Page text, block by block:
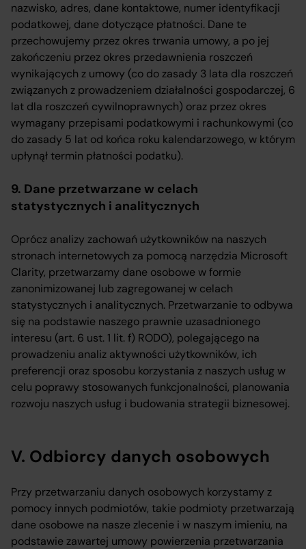
nazwisko, adres, dane kontaktowe, numer identyfikacji
podatkowej, dane dotyczące płatności. Dane te
przechowujemy przez okres trwania umowy, a po jej
zakończeniu przez okres przedawnienia roszczeń
wynikających z umowy (co do zasady 3 lata dla roszczeń
związanych z prowadzeniem działalności gospodarczej, 6
lat dla roszczeń cywilnoprawnych) oraz przez okres
wymagany przepisami podatkowymi i rachunkowymi (co
do zasady 5 lat od końca roku kalendarzowego, w którym
upłynął termin płatności podatku).
9. Dane przetwarzane w celach
statystycznych i analitycznych
Oprócz analizy zachowań użytkowników na naszych
stronach internetowych za pomocą narzędzia Microsoft
Clarity, przetwarzamy dane osobowe w formie
zanonimizowanej lub zagregowanej w celach
statystycznych i analitycznych. Przetwarzanie to odbywa
się na podstawie naszego prawnie uzasadnionego
interesu (art. 6 ust. 1 lit. f) RODO), polegającego na
prowadzeniu analiz aktywności użytkowników, ich
preferencji oraz sposobu korzystania z naszych usług w
celu poprawy stosowanych funkcjonalności, planowania
rozwoju naszych usług i budowania strategii biznesowej.
V. Odbiorcy danych osobowych
Przy przetwarzaniu danych osobowych korzystamy z
pomocy innych podmiotów, takie podmioty przetwarzają
dane osobowe na nasze zlecenie i w naszym imieniu, na
podstawie zawartej umowy powierzenia przetwarzania